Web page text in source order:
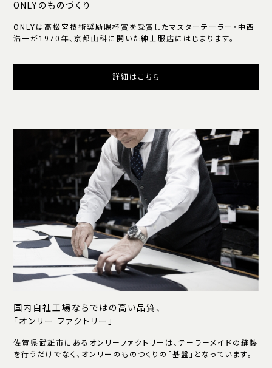
ONLYのものづくり
ONLYは高松宮技術奨励賜杯賞を受賞したマスターテーラー・中西
浩一が1970年、京都山科に開いた紳士服店にはじまります。
詳細はこちら
国内自社工場ならではの高い品質、
「オンリー ファクトリー」
佐賀県武雄市にあるオンリーファクトリーは、テーラーメイドの縫製
を行うだけでなく、オンリーのものつくりの「基盤」となっています。